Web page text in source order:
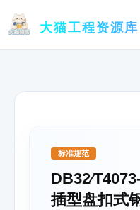
大猫工程资源库
标准规范
插型盘扣式